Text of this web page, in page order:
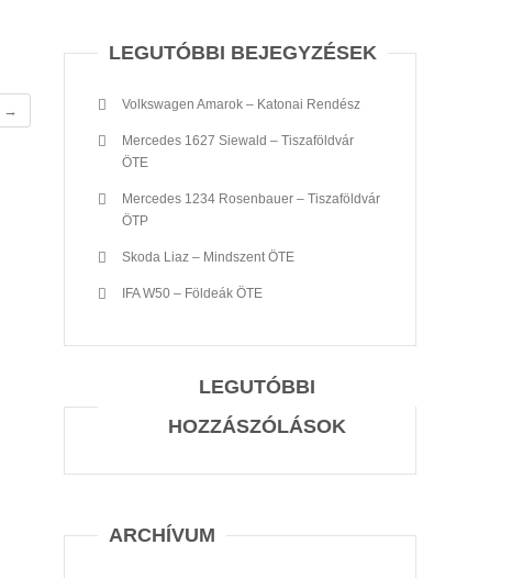
→
LEGUTÓBBI BEJEGYZÉSEK
Volkswagen Amarok – Katonai Rendész
Mercedes 1627 Siewald – Tiszaföldvár
ÖTE
Mercedes 1234 Rosenbauer – Tiszaföldvár
ÖTP
Skoda Liaz – Mindszent ÖTE
IFA W50 – Földeák ÖTE
LEGUTÓBBI
HOZZÁSZÓLÁSOK
ARCHÍVUM